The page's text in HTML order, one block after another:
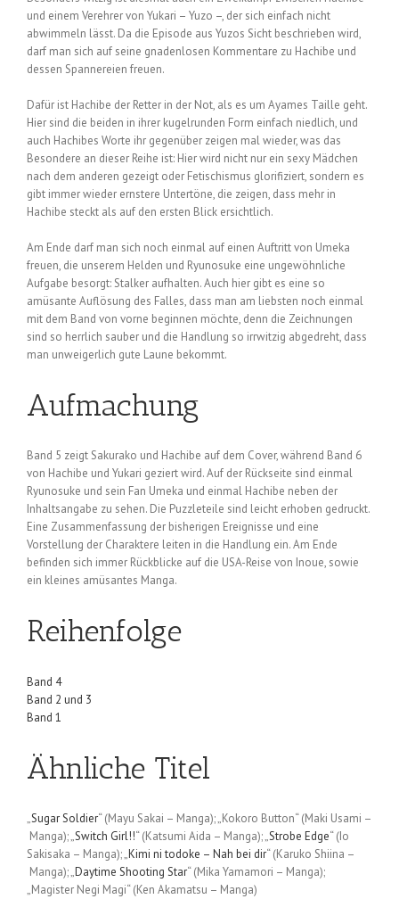
und einem Verehrer von Yukari – Yuzo –, der sich einfach nicht
abwimmeln lässt. Da die Episode aus Yuzos Sicht beschrieben wird,
darf man sich auf seine gnadenlosen Kommentare zu Hachibe und
dessen Spannereien freuen.
Dafür ist Hachibe der Retter in der Not, als es um Ayames Taille geht.
Hier sind die beiden in ihrer kugelrunden Form einfach niedlich, und
auch Hachibes Worte ihr gegenüber zeigen mal wieder, was das
Besondere an dieser Reihe ist: Hier wird nicht nur ein sexy Mädchen
nach dem anderen gezeigt oder Fetischismus glorifiziert, sondern es
gibt immer wieder ernstere Untertöne, die zeigen, dass mehr in
Hachibe steckt als auf den ersten Blick ersichtlich.
Am Ende darf man sich noch einmal auf einen Auftritt von Umeka
freuen, die unserem Helden und Ryunosuke eine ungewöhnliche
Aufgabe besorgt: Stalker aufhalten. Auch hier gibt es eine so
amüsante Auflösung des Falles, dass man am liebsten noch einmal
mit dem Band von vorne beginnen möchte, denn die Zeichnungen
sind so herrlich sauber und die Handlung so irrwitzig abgedreht, dass
man unweigerlich gute Laune bekommt.
Aufmachung
Band 5 zeigt Sakurako und Hachibe auf dem Cover, während Band 6
von Hachibe und Yukari geziert wird. Auf der Rückseite sind einmal
Ryunosuke und sein Fan Umeka und einmal Hachibe neben der
Inhaltsangabe zu sehen. Die Puzzleteile sind leicht erhoben gedruckt.
Eine Zusammenfassung der bisherigen Ereignisse und eine
Vorstellung der Charaktere leiten in die Handlung ein. Am Ende
befinden sich immer Rückblicke auf die USA-Reise von Inoue, sowie
ein kleines amüsantes Manga.
Reihenfolge
Band 4
Band 2 und 3
Band 1
Ähnliche Titel
„Sugar Soldier“ (Mayu Sakai – Manga); „Kokoro Button“ (Maki Usami –
Manga); „Switch Girl!!“ (Katsumi Aida – Manga); „Strobe Edge“ (Io
Sakisaka – Manga); „Kimi ni todoke – Nah bei dir“ (Karuko Shiina –
Manga); „Daytime Shooting Star“ (Mika Yamamori – Manga);
„Magister Negi Magi“ (Ken Akamatsu – Manga)